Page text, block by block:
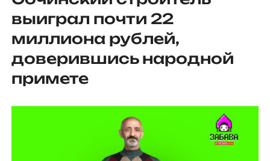
выиграл почти 22
миллиона рублей,
доверившись народной
примете